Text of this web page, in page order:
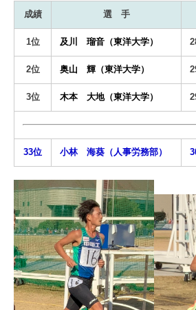
成績 選 手
1位 及川 瑠音（東洋大学）
2位 奥山 輝（東洋大学）
3位 木本 大地（東洋大学）
33位 小林 海葵（人事労務部）